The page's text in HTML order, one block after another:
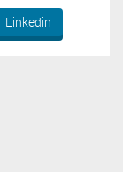
Linkedin